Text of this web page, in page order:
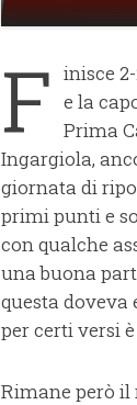
F inisce
e la
Prima
Ingargiola,
giornata di
primi punti e
con qualche
una buona
questa doveva
per certi versi
Rimane però